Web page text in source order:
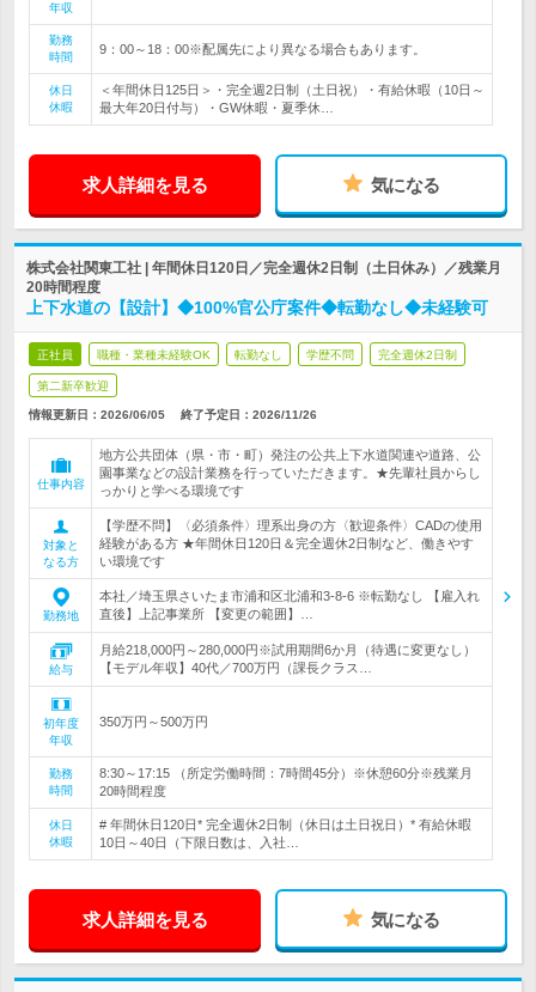
年収
勤務
時間
9：00～18：00※配属先により異なる場合もあります。
休日
休暇
＜年間休日125日＞・完全週2日制（土日祝）・有給休暇（10日～
最大年20日付与）・GW休暇・夏季休…
求人詳細を見る 気になる
株式会社関東工社 | 年間休日120日／完全週休2日制（土日休み）／残業月
20時間程度
上下水道の【設計】◆100%官公庁案件◆転勤なし◆未経験可
正社員 職種・業種未経験OK 転勤なし 学歴不問 完全週休2日制
第二新卒歓迎
情報更新日：2026/06/05 終了予定日： 2026/11/26
仕事内容
地方公共団体（県・市・町）発注の公共上下水道関連や道路、公
園事業などの設計業務を行っていただきます。★先輩社員からし
っかりと学べる環境です
対象と
なる方
【学歴不問】〈必須条件〉理系出身の方〈歓迎条件〉CADの使用
経験がある方 ★年間休日120日＆完全週休2日制など、働きやす
い環境です
勤務地
本社／埼玉県さいたま市浦和区北浦和3-8-6 ※転勤なし 【雇入れ
直後】上記事業所 【変更の範囲】…
給与
月給218,000円～280,000円※試用期間6か月（待遇に変更なし）
【モデル年収】40代／700万円（課長クラス…
初年度
年収
350万円～500万円
勤務
時間
8:30～17:15 （所定労働時間：7時間45分）※休憩60分※残業月
20時間程度
休日
休暇
# 年間休日120日* 完全週休2日制（休日は土日祝日）* 有給休暇
10日～40日（下限日数は、入社…
求人詳細を見る 気になる